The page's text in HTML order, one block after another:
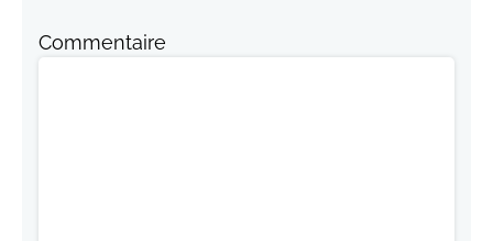
Commentaire